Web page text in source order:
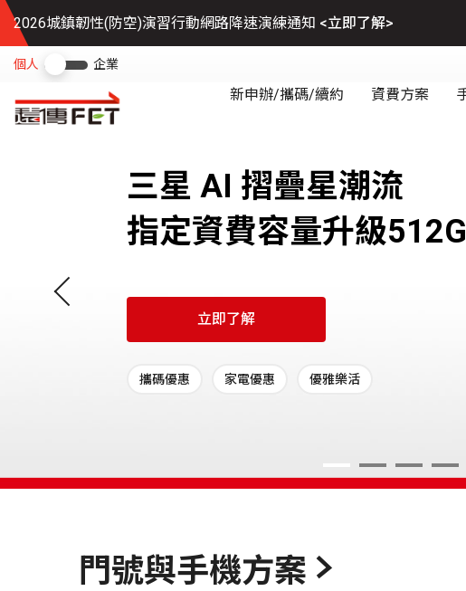
2026城鎮韌性(防空)演習行動網路降速演練通知 <立即了解>
Previous
三星 AI 摺疊星潮流
指定資費容量升級512G
立即了解
攜碼優惠 家電優惠 優雅樂活
2 3 4
門號與手機方案